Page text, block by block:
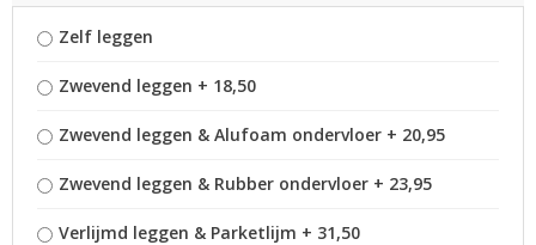
Zelf leggen
Zwevend leggen + 18,50
Zwevend leggen & Alufoam ondervloer + 20,95
Zwevend leggen & Rubber ondervloer + 23,95
Verlijmd leggen & Parketlijm + 31,50